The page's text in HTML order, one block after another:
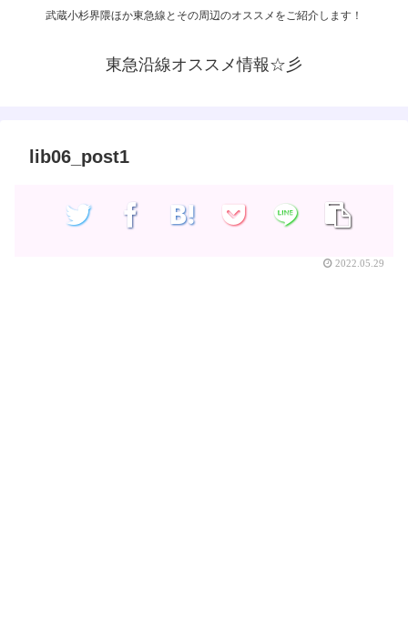
武蔵小杉界隈ほか東急線とその周辺のオススメをご紹介します！
東急沿線オススメ情報☆彡
lib06_post1
2022.05.29